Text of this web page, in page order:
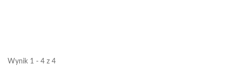
Wynik 1 - 4 z 4